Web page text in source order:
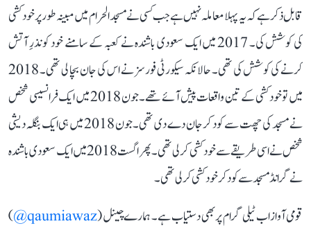
قابل ذکر ہے کہ یہ پہلا معاملہ نہیں ہے جب کسی نے مسجد الحرام میں مبینہ طور پر خودکشی
کی کوشش کی۔ 2017 میں ایک سعودی باشندہ نے کعبہ کے سامنے خود کو نذرِ آتش
کرنے کی کوشش کی تھی۔ حالانکہ سیکورٹی فورسز نے اس کی جان بچا لی تھی۔ 2018
میں تو خودکشی کے تین واقعات پیش آئے تھے۔ جون 2018 میں ایک فرانسیسی شخص
نے مسجد کی چھت سے کود کر جان دے دی تھی۔ جون 2018 میں ہی ایک بنگلہ دیشی
شخص نے اسی طریقے سے خود کشی کر لی تھی۔ پھر اگست 2018 میں ایک سعودی باشندہ
نے گرانڈ مسجد سے کود کر خودکشی کر لی تھی۔
قومی آواز اب ٹیلی گرام پر بھی دستیاب ہے۔ ہمارے چینل (qaumiawaz@
)